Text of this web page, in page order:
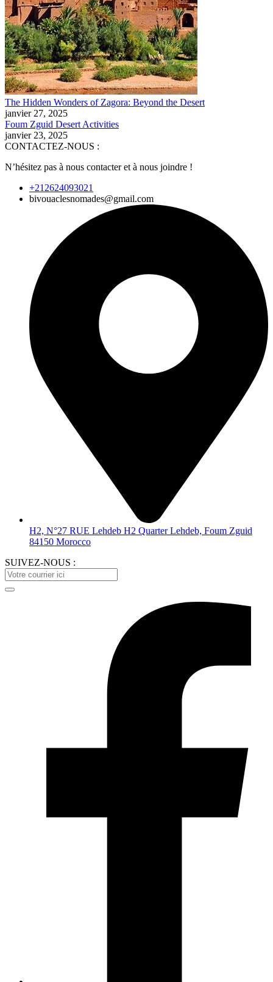
The Hidden Wonders of Zagora: Beyond the Desert
janvier 27, 2025
Foum Zguid Desert Activities
janvier 23, 2025
CONTACTEZ-NOUS :
N’hésitez pas à nous contacter et à nous joindre !
+212624093021
bivouaclesnomades@gmail.com
H2, N°27 RUE Lehdeb H2 Quarter Lehdeb, Foum Zguid
84150 Morocco
SUIVEZ-NOUS :